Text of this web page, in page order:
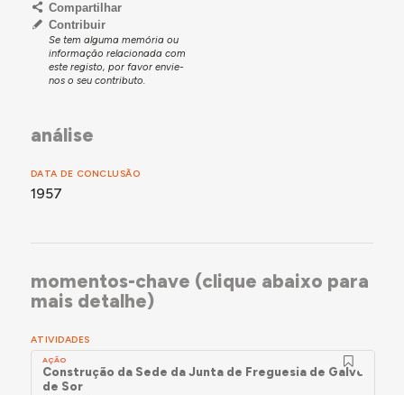
Compartilhar
Contribuir
Se tem alguma memória ou
informação relacionada com
este registo, por favor envie-
nos o seu contributo.
análise
DATA DE CONCLUSÃO
1957
momentos-chave (clique abaixo para
mais detalhe)
ATIVIDADES
AÇÃO
Construção da Sede da Junta de Freguesia de Galveias,
de Sor